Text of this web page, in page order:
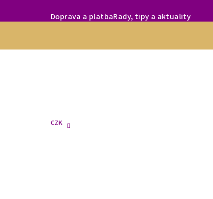
MILÍ
Doprava a platbaRady, tipy a aktuality
CZK